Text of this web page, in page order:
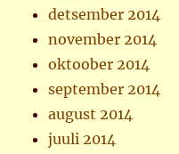
detsember 2014
november 2014
oktoober 2014
september 2014
august 2014
juuli 2014